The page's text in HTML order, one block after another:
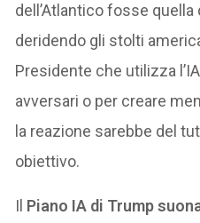
dell’Atlantico fosse quella
deridendo gli stolti
Presidente che utilizza
avversari o per creare
la reazione sarebbe del
obiettivo.
Il Piano IA di Trump